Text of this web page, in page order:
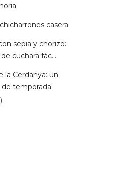
casera
sepia y chorizo:
cuchara fác...
la Cerdanya: un
de temporada